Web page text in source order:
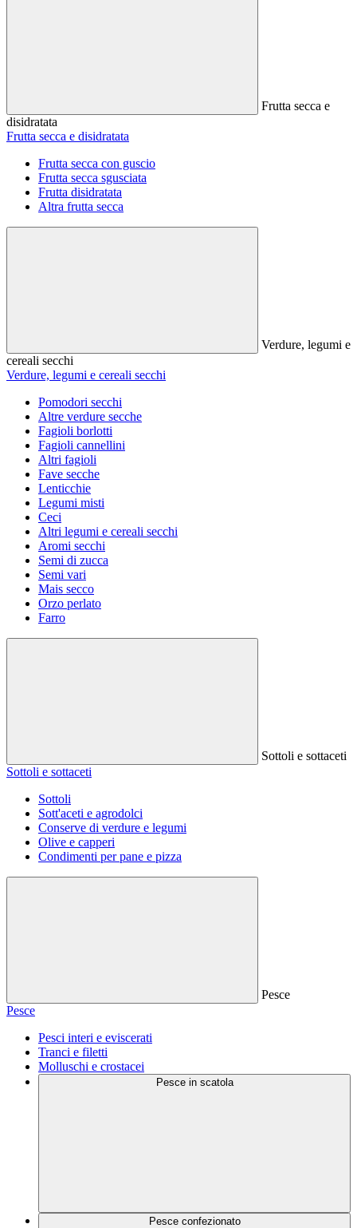
Frutta secca e
disidratata
Frutta secca e disidratata
Frutta secca con guscio
Frutta secca sgusciata
Frutta disidratata
Altra frutta secca
Verdure, legumi e
cereali secchi
Verdure, legumi e cereali secchi
Pomodori secchi
Altre verdure secche
Fagioli borlotti
Fagioli cannellini
Altri fagioli
Fave secche
Lenticchie
Legumi misti
Ceci
Altri legumi e cereali secchi
Aromi secchi
Semi di zucca
Semi vari
Mais secco
Orzo perlato
Farro
Sottoli e sottaceti
Sottoli e sottaceti
Sottoli
Sott'aceti e agrodolci
Conserve di verdure e legumi
Olive e capperi
Condimenti per pane e pizza
Pesce
Pesce
Pesci interi e eviscerati
Tranci e filetti
Molluschi e crostacei
Pesce in scatola
Pesce confezionato